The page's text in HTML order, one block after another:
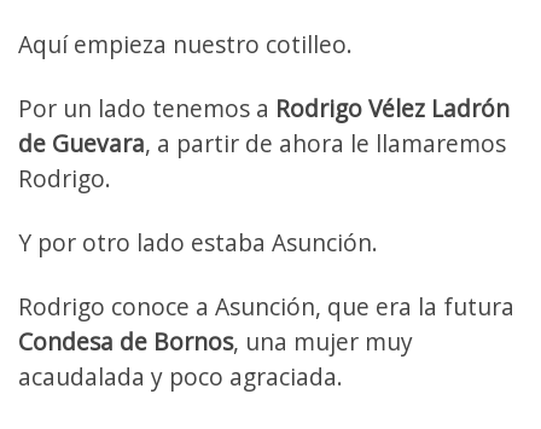
Aquí empieza nuestro cotilleo.
Por un lado tenemos a Rodrigo Vélez Ladrón
de Guevara, a partir de ahora le llamaremos
Rodrigo.
Y por otro lado estaba Asunción.
Rodrigo conoce a Asunción, que era la futura
Condesa de Bornos, una mujer muy
acaudalada y poco agraciada.